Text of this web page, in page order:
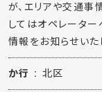
が、エリアや交通事
してはオペレータ
情報をお知らせいた
か行 北区